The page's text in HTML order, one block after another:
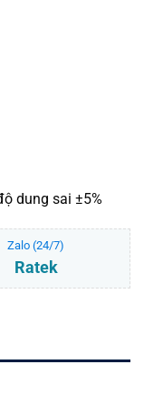
dung sai ±5%
Zalo (24/7)
Ratek